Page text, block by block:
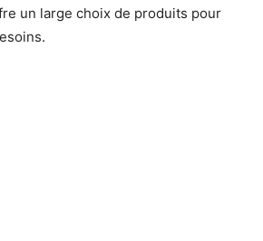
un large choix de produits pour